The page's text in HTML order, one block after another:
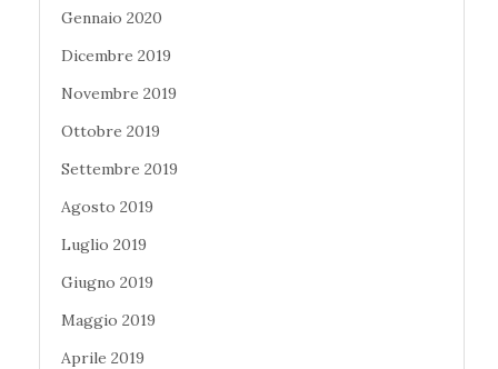
Gennaio 2020
Dicembre 2019
Novembre 2019
Ottobre 2019
Settembre 2019
Agosto 2019
Luglio 2019
Giugno 2019
Maggio 2019
Aprile 2019